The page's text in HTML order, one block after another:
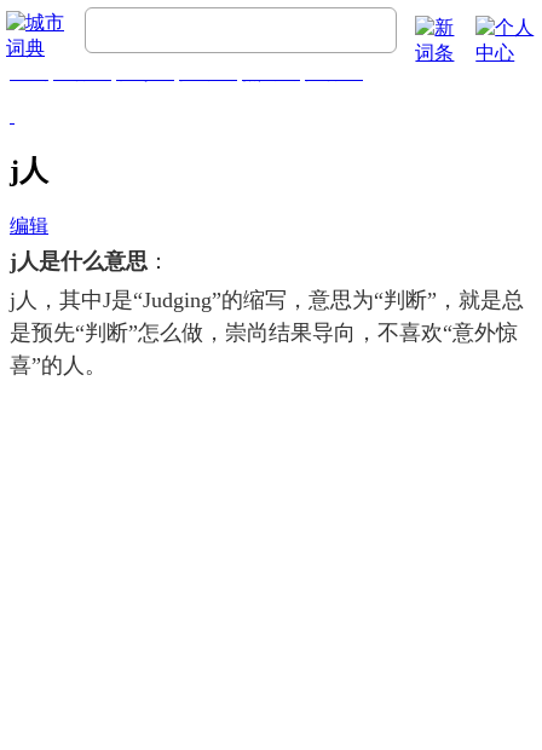
j人
编辑
j人是什么意思 ：
j人，其中J是“Judging”的缩写，意思为“判断”，就是总
是预先“判断”怎么做，崇尚结果导向，不喜欢“意外惊
喜”的人。